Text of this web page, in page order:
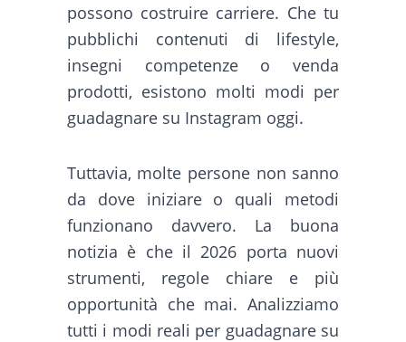
possono costruire carriere. Che tu
pubblichi contenuti di lifestyle,
insegni competenze o venda
prodotti, esistono molti modi per
guadagnare su Instagram oggi.
Tuttavia, molte persone non sanno
da dove iniziare o quali metodi
funzionano davvero. La buona
notizia è che il 2026 porta nuovi
strumenti, regole chiare e più
opportunità che mai. Analizziamo
tutti i modi reali per guadagnare su